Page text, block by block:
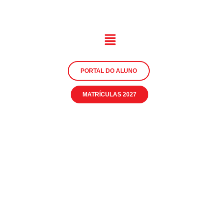
PORTAL DO ALUNO
MATRÍCULAS 2027